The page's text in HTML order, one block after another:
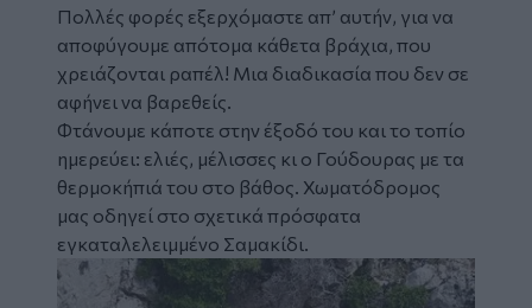
Πολλές φορές εξερχόμαστε απ’ αυτήν, για να
αποφύγουμε απότομα κάθετα βράχια, που
χρειάζονται ραπέλ! Μια διαδικασία που δεν σε
αφήνει να βαρεθείς.
Φτάνουμε κάποτε στην έξοδό του και το τοπίο
ημερεύει: ελιές, μέλισσες κι ο Γούδουρας με τα
θερμοκήπιά του στο βάθος. Χωματόδρομος
μας οδηγεί στο σχετικά πρόσφατα
εγκαταλελειμμένο Σαμακίδι.
Image